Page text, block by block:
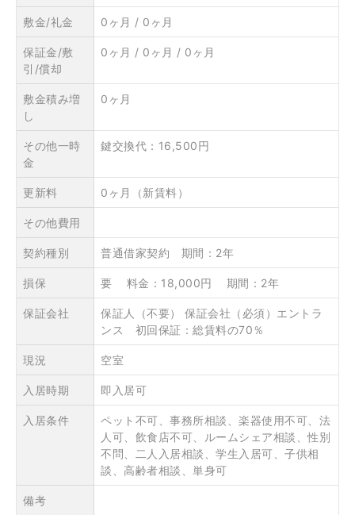
敷金/礼金 0ヶ月 / 0ヶ月
保証金/敷
引/償却
0ヶ月 / 0ヶ月 / 0ヶ月
敷金積み増
し
0ヶ月
その他一時
金
鍵交換代：16,500円
更新料 0ヶ月（新賃料）
その他費用
契約種別 普通借家契約 期間：2年
損保 要 料金：18,000円 期間：2年
保証会社
保証人（不要） 保証会社（必須）エントラ
ンス 初回保証：総賃料の70％
現況 空室
入居時期 即入居可
入居条件
ペット不可、事務所相談、楽器使用不可、法
人可、飲食店不可、ルームシェア相談、性別
不問、二人入居相談、学生入居可、子供相
談、高齢者相談、単身可
備考